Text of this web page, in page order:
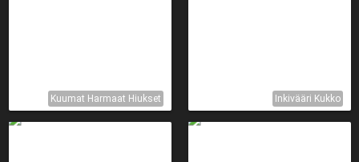
Kuumat Harmaat Hiukset Inkivääri Kukko